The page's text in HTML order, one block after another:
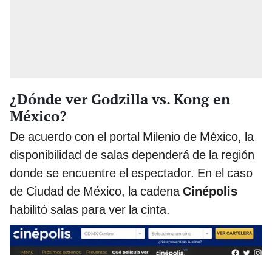
¿Dónde ver Godzilla vs. Kong en
México?
De acuerdo con el portal Milenio de México, la
disponibilidad de salas dependerá de la región
donde se encuentre el espectador. En el caso
de Ciudad de México, la cadena Cinépolis
habilitó salas para ver la cinta.